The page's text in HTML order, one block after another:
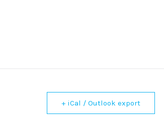
+ iCal / Outlook export